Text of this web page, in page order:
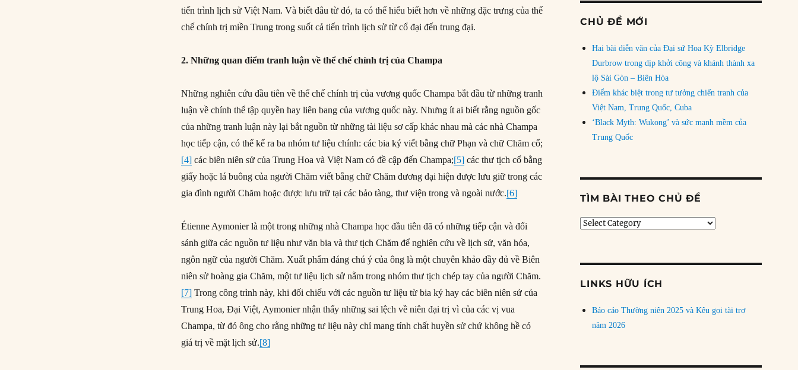
tiến trình lịch sử Việt Nam. Và biết đâu từ đó, ta có thể hiểu biết hơn về những đặc trưng của thể
chế chính trị miền Trung trong suốt cả tiến trình lịch sử từ cổ đại đến trung đại.
2. Những quan điểm tranh luận về thể chế chính trị của Champa
Những nghiên cứu đầu tiên về thể chế chính trị của vương quốc Champa bắt đầu từ những tranh
luận về chính thể tập quyền hay liên bang của vương quốc này. Nhưng ít ai biết rằng nguồn gốc
của những tranh luận này lại bắt nguồn từ những tài liệu sơ cấp khác nhau mà các nhà Champa
học tiếp cận, có thể kể ra ba nhóm tư liệu chính: các bia ký viết bằng chữ Phạn và chữ Chăm cổ;
[4] các biên niên sử của Trung Hoa và Việt Nam có đề cập đến Champa;[5] các thư tịch cổ bằng
giấy hoặc lá buông của người Chăm viết bằng chữ Chăm đương đại hiện được lưu giữ trong các
gia đình người Chăm hoặc được lưu trữ tại các bảo tàng, thư viện trong và ngoài nước.[6]
Étienne Aymonier là một trong những nhà Champa học đầu tiên đã có những tiếp cận và đối
sánh giữa các nguồn tư liệu như văn bia và thư tịch Chăm để nghiên cứu về lịch sử, văn hóa,
ngôn ngữ của người Chăm. Xuất phẩm đáng chú ý của ông là một chuyên khảo đầy đủ về Biên
niên sử hoàng gia Chăm, một tư liệu lịch sử nằm trong nhóm thư tịch chép tay của người Chăm.
[7] Trong công trình này, khi đối chiếu với các nguồn tư liệu từ bia ký hay các biên niên sử của
Trung Hoa, Đại Việt, Aymonier nhận thấy những sai lệch về niên đại trị vì của các vị vua
Champa, từ đó ông cho rằng những tư liệu này chỉ mang tính chất huyền sử chứ không hề có
giá trị về mặt lịch sử.[8]
CHỦ ĐỀ MỚI
Hai bài diễn văn của Đại sứ Hoa Kỳ Elbridge
Durbrow trong dịp khởi công và khánh thành xa
lộ Sài Gòn – Biên Hòa
Điểm khác biệt trong tư tưởng chiến tranh của
Việt Nam, Trung Quốc, Cuba
‘Black Myth: Wukong’ và sức mạnh mềm của
Trung Quốc
TÌM BÀI THEO CHỦ ĐỀ
Tìm
LINKS HỮU ÍCH
Báo cáo Thường niên 2025 và Kêu gọi tài trợ
năm 2026